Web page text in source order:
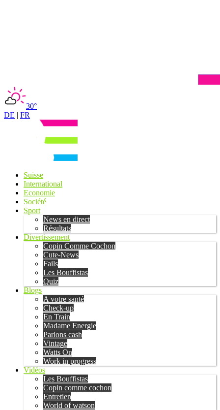
30°
DE | FR
Suisse
International
Economie
Société
Sport
News en direct
Résultats
Divertissement
Copin Comme Cochon
Cute-News
Fails
Les Bouffistas
Quiz
Blogs
A votre santé
Check-up
En Train
Madame Energie
Parlons cash
Vintage
Watts On
Work in progress
Vidéos
Les Bouffistas
Copin comme cochon
Entretien
World of watson